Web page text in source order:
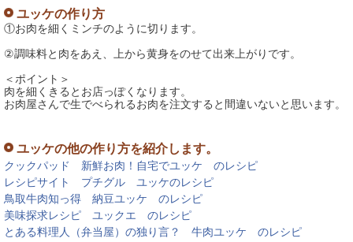
ユッケの作り方
①お肉を細くミンチのように切ります。
②調味料と肉をあえ、上から黄身をのせて出来上がりです。
＜ポイント＞
肉を細くきるとお店っぽくなります。
お肉屋さんで生でべられるお肉を注文すると間違いないと思います。
ユッケの他の作り方を紹介します。
クックパッド 新鮮お肉！自宅でユッケ のレシピ
レシピサイト プチグル ユッケのレシピ
鳥取牛肉知っ得 納豆ユッケ のレシピ
美味探求レシピ ユックエ のレシピ
とある料理人（弁当屋）の独り言？ 牛肉ユッケ のレシピ